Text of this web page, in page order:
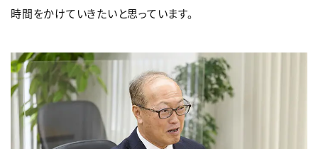
時間をかけていきたいと思っています。